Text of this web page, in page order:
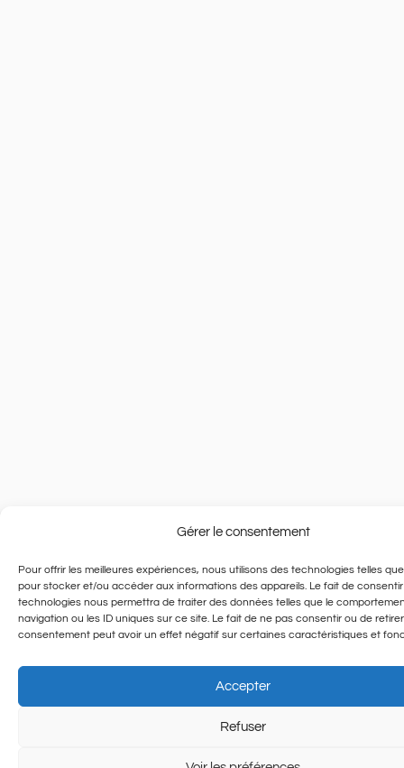
Gérer le consentement
Pour offrir les meilleures expériences, nous utilisons des technologies telles
pour stocker et/ou accéder aux informations des appareils. Le fait de
technologies nous permettra de traiter des données telles que le
navigation ou les ID uniques sur ce site. Le fait de ne pas consentir ou de
consentement peut avoir un effet négatif sur certaines caractéristiques et
Accepter
Refuser